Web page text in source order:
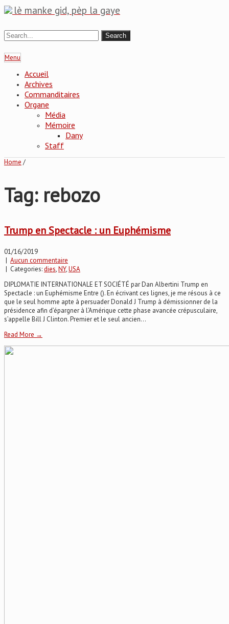
lè manke gid, pèp la gaye
Menu
Accueil
Archives
Commanditaires
Organe
Média
Mémoire
Dany
Staff
Home /
Tag: rebozo
Trump en Spectacle : un Euphémisme
01/16/2019
| Aucun commentaire
| Categories:dies,NY,USA
DIPLOMATIE INTERNATIONALE ET SOCIÉTÉ par Dan Albertini Trump en
Spectacle : un Euphémisme Entre (). En écrivant ces lignes, je me résous à ce
que le seul homme apte à persuader Donald J Trump à démissionner de la
présidence afin d’épargner à l’Amérique cette phase avancée crépusculaire,
s’appelle Bill J Clinton. Premier et le seul ancien...
Read More →